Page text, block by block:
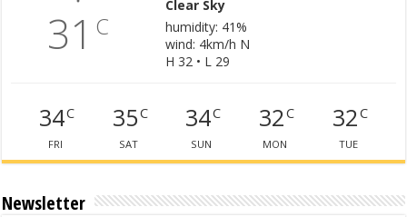
31 C
Clear Sky
humidity: 41%
wind: 4km/h N
H 32 • L 29
34C
FRI
35C
SAT
34C
SUN
32C
MON
32C
TUE
Newsletter